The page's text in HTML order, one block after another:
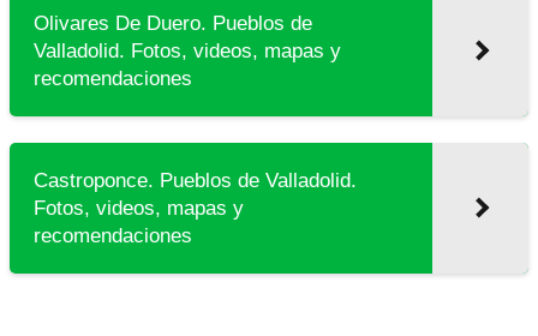
Olivares De Duero. Pueblos de
Valladolid. Fotos, videos, mapas y
recomendaciones
Castroponce. Pueblos de Valladolid.
Fotos, videos, mapas y
recomendaciones